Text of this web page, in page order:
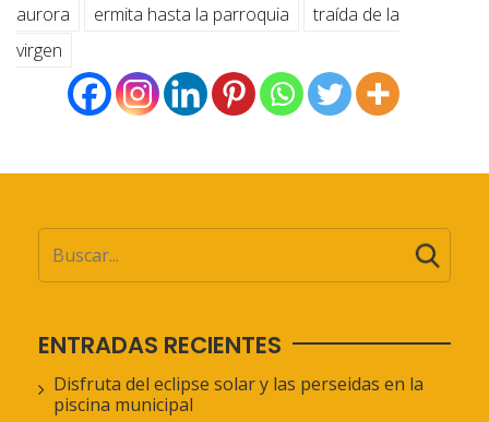
aurora
ermita hasta la parroquia
traída de la
virgen
ENTRADAS RECIENTES
Disfruta del eclipse solar y las perseidas en la
piscina municipal